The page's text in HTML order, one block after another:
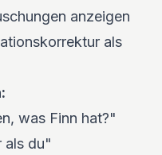
anzeigen
als
was Finn hat?"
als du"